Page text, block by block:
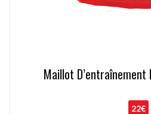
Maillot D’entraînement
22€